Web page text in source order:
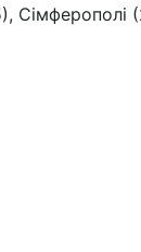
Сімферополі